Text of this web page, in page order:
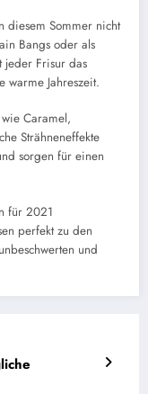
diesem Sommer nicht
Bangs oder als
jeder Frisur das
warme Jahreszeit.
Caramel,
Strähneneffekte
sorgen für einen
für 2021
perfekt zu den
und